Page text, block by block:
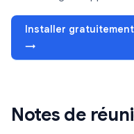
Installer gratuitement
→
Notes de